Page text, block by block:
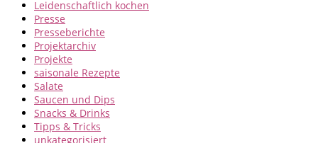
Leidenschaftlich kochen
Presse
Presseberichte
Projektarchiv
Projekte
saisonale Rezepte
Salate
Saucen und Dips
Snacks & Drinks
Tipps & Tricks
unkategorisiert